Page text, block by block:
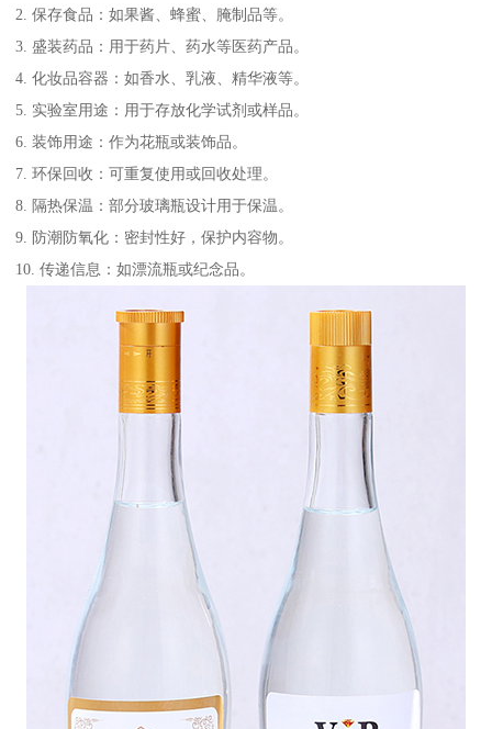
2. 保存食品：如果酱、蜂蜜、腌制品等。
3. 盛装药品：用于药片、药水等医药产品。
4. 化妆品容器：如香水、乳液、精华液等。
5. 实验室用途：用于存放化学试剂或样品。
6. 装饰用途：作为花瓶或装饰品。
7. 环保回收：可重复使用或回收处理。
8. 隔热保温：部分玻璃瓶设计用于保温。
9. 防潮防氧化：密封性好，保护内容物。
10. 传递信息：如漂流瓶或纪念品。